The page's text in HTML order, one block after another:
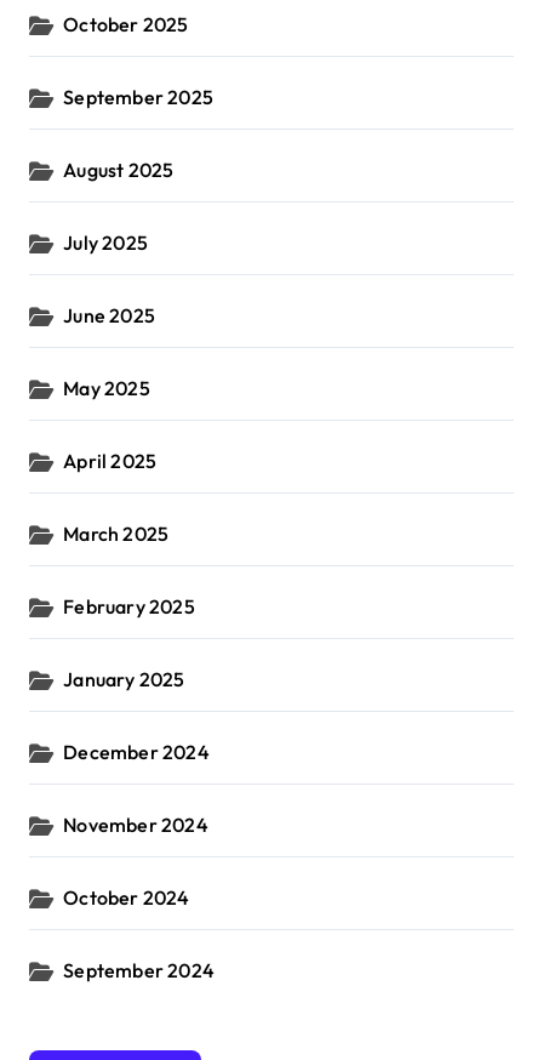
October 2025
September 2025
August 2025
July 2025
June 2025
May 2025
April 2025
March 2025
February 2025
January 2025
December 2024
November 2024
October 2024
September 2024